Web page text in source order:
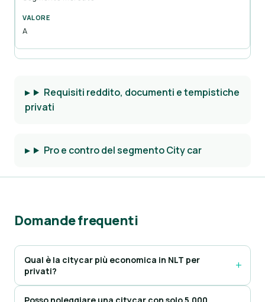
A
Requisiti reddito, documenti e tempistiche
privati
Pro e contro del segmento City car
Domande frequenti
Qual è la citycar più economica in NLT per
privati?